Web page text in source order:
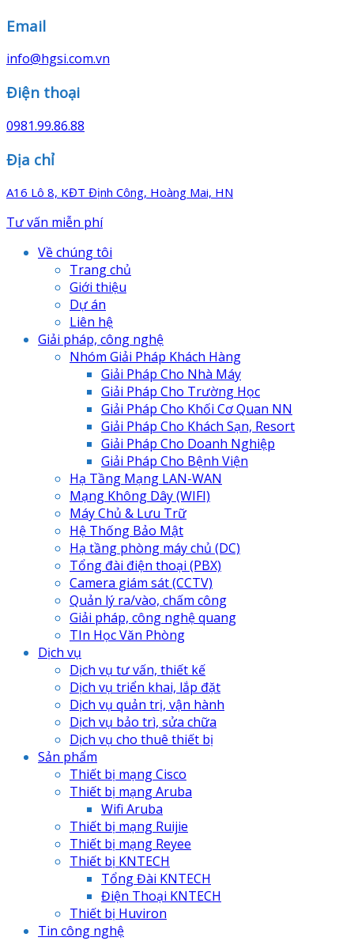
Email
info@hgsi.com.vn
Điện thoại
0981.99.86.88
Địa chỉ
A16 Lô 8, KĐT Định Công, Hoàng Mai, HN
Tư vấn miễn phí
Về chúng tôi
Trang chủ
Giới thiệu
Dự án
Liên hệ
Giải pháp, công nghệ
Nhóm Giải Pháp Khách Hàng
Giải Pháp Cho Nhà Máy
Giải Pháp Cho Trường Học
Giải Pháp Cho Khối Cơ Quan NN
Giải Pháp Cho Khách Sạn, Resort
Giải Pháp Cho Doanh Nghiệp
Giải Pháp Cho Bệnh Viện
Hạ Tầng Mạng LAN-WAN
Mạng Không Dây (WIFI)
Máy Chủ & Lưu Trữ
Hệ Thống Bảo Mật
Hạ tầng phòng máy chủ (DC)
Tổng đài điện thoại (PBX)
Camera giám sát (CCTV)
Quản lý ra/vào, chấm công
Giải pháp, công nghệ quang
TIn Học Văn Phòng
Dịch vụ
Dịch vụ tư vấn, thiết kế
Dịch vụ triển khai, lắp đặt
Dịch vụ quản trị, vận hành
Dịch vụ bảo trì, sửa chữa
Dịch vụ cho thuê thiết bị
Sản phẩm
Thiết bị mạng Cisco
Thiết bị mạng Aruba
Wifi Aruba
Thiết bị mạng Ruijie
Thiết bị mạng Reyee
Thiết bị KNTECH
Tổng Đài KNTECH
Điện Thoại KNTECH
Thiết bị Huviron
Tin công nghệ